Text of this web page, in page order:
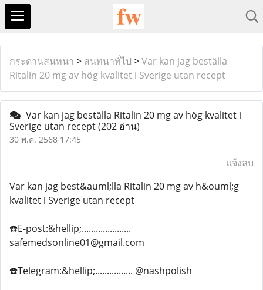
กระดานสนทนา > สนทนาทั่ไป >Var kan jag beställa
Ritalin 20 mg av hög kvalitet i Sverige utan recept
Var kan jag beställa Ritalin 20 mg av hög kvalitet i
Sverige utan recept(202 อ่าน)
30 พ.ค. 2568 17:45
แจ้งลบ
Var kan jag best&auml;lla Ritalin 20 mg av h&ouml;g
kvalitet i Sverige utan recept
☎️E-post:&hellip;.....................
safemedsonline01@gmail.com
☎️Telegram:&hellip;................ @nashpolish